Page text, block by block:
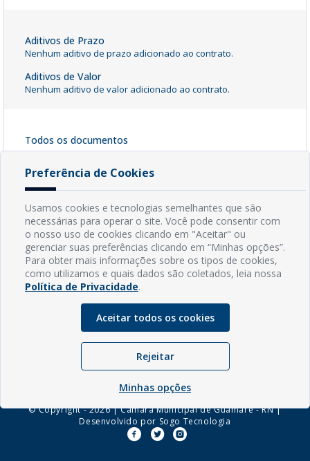
Aditivos de Prazo
Nenhum aditivo de prazo adicionado ao contrato.
Aditivos de Valor
Nenhum aditivo de valor adicionado ao contrato.
Todos os documentos
Baixar Arquivo
INFORMAÇÕES
Endereço: Rua Capitão Vicente de Brito, S/N - Centro
CEP: 59598-000 - Guamaré - RN
Contato: (84) 3525-2032
E-mail: diretoria@guamare.rn.leg.br
Horário: Segunda a sexta-feira, das 8h às 12h
© Copyright - 2026 | Câmara Municipal de Guamaré - RN |
Desenvolvido por Sogo Tecnologia
Preferência de Cookies
Usamos cookies e tecnologias semelhantes que são
necessárias para operar o site. Você pode consentir com
o nosso uso de cookies clicando em "Aceitar" ou
gerenciar suas preferências clicando em “Minhas opções”.
Para obter mais informações sobre os tipos de cookies,
como utilizamos e quais dados são coletados, leia nossa
Política de Privacidade.
Aceitar todos os cookies
Rejeitar
Minhas opções